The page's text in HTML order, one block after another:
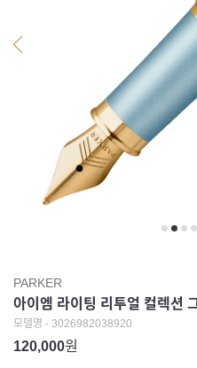
PARKER
아이엠 라이팅 리투얼 컬렉션
모델명 - 3026982038920
120,000원